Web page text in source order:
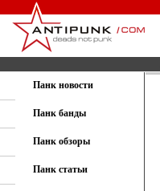
Панк новости
Панк банды
Панк обзоры
Панк статьи